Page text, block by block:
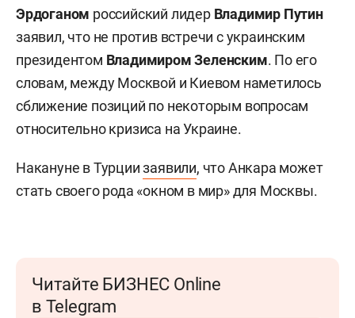
Эрдоганом российский лидер Владимир Путин
заявил, что не против встречи с украинским
президентом Владимиром Зеленским. По его
словам, между Москвой и Киевом наметилось
сближение позиций по некоторым вопросам
относительно кризиса на Украине.
Накануне в Турциизаявили, что Анкара может
стать своего рода «окном в мир» для Москвы.
Читайте БИЗНЕС Online
в Telegram